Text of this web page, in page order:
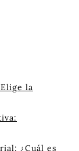
la
¿Cuál es